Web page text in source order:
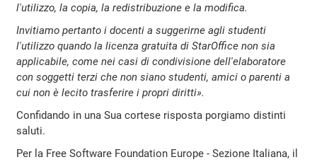
l'utilizzo, la copia, la redistribuzione e la modifica.
Invitiamo pertanto i docenti a suggerirne agli studenti
l'utilizzo quando la licenza gratuita di StarOffice non sia
applicabile, come nei casi di condivisione dell'elaboratore
con soggetti terzi che non siano studenti, amici o parenti a
cui non è lecito trasferire i propri diritti».
Confidando in una Sua cortese risposta porgiamo distinti
saluti.
Per la Free Software Foundation Europe - Sezione Italiana, il